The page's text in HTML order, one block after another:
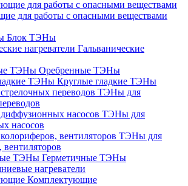
для работы с опасными веществами
Блок ТЭНы
Гальванические
Оребренные ТЭНы
Круглые гладкие ТЭНы
ТЭНы для
ТЭНы для
насосов
ТЭНы для
вентиляторов
Герметичные ТЭНы
нагреватели
Комплектующие